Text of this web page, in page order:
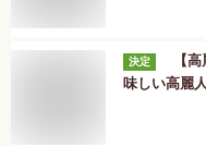
決定
【
味しい高麗